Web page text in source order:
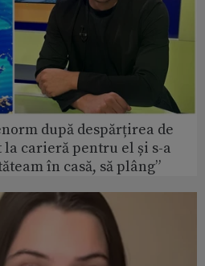
după despărțirea de
carieră pentru el și s-a
în casă, să plâng”